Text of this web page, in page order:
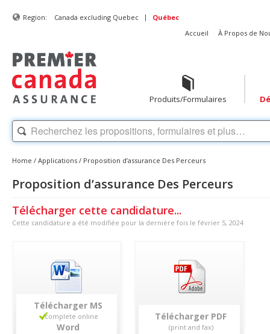
Region: Canada excluding Quebec |
Québec
Accueil
À Propos de
Produits/Formulaires
Home / Applications / Proposition d’assurance Des Perceurs
Proposition d’assurance Des Perceurs
Télécharger cette candidature...
Cette candidature a été modifiée pour la dernière fois le février 5, 2024
Télécharger
Télécharger